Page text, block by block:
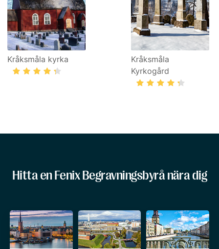
Kråksmåla kyrka
Kråksmåla
Kyrkogård
Hitta en Fenix Begravningsbyrå nära dig